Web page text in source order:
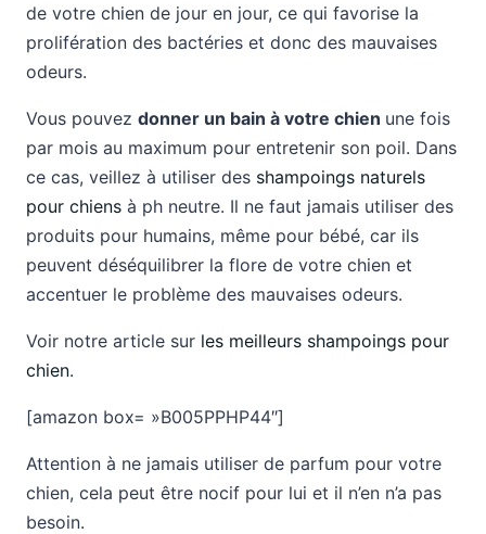
de votre chien de jour en jour, ce qui favorise la
prolifération des bactéries et donc des mauvaises
odeurs.
Vous pouvez donner un bain à votre chien une fois
par mois au maximum pour entretenir son poil. Dans
ce cas, veillez à utiliser des shampoings naturels
pour chiens à ph neutre. Il ne faut jamais utiliser des
produits pour humains, même pour bébé, car ils
peuvent déséquilibrer la flore de votre chien et
accentuer le problème des mauvaises odeurs.
Voir notre article sur les meilleurs shampoings pour
chien.
[amazon box= »B005PPHP44″]
Attention à ne jamais utiliser de parfum pour votre
chien, cela peut être nocif pour lui et il n’en n’a pas
besoin.